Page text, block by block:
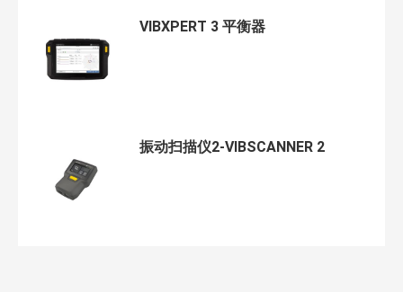
VIBXPERT 3 平衡器
振动扫描仪2-VIBSCANNER 2